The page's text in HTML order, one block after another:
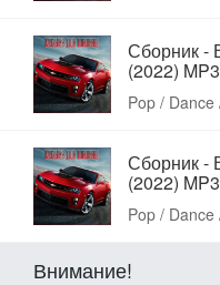
Сборник -
(2022) MP3
Pop /
Сборник -
(2022) MP3
Pop /
Внимание!